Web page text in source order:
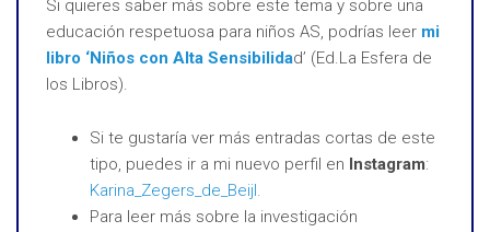
Si quieres saber más sobre este tema y sobre una
educación respetuosa para niños AS, podrías leer mi
libro ‘Niños con Alta Sensibilidad’ (Ed.La Esfera de
los Libros).
Si te gustaría ver más entradas cortas de este
tipo, puedes ir a mi nuevo perfil en Instagram:
Karina_Zegers_de_Beijl.
Para leer más sobre la investigación